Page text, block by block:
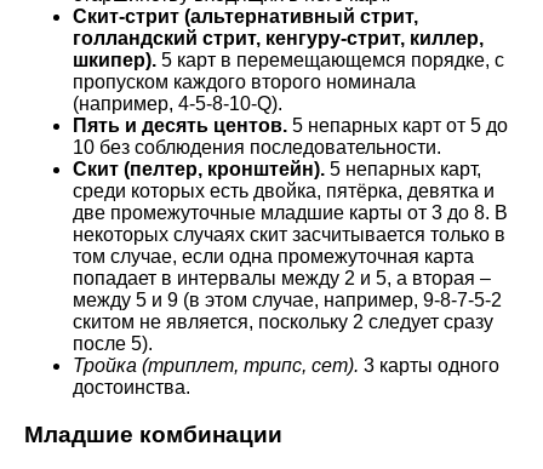
Скит-стрит (альтернативный стрит,
голландский стрит, кенгуру-стрит, киллер,
шкипер). 5 карт в перемещающемся порядке, с
пропуском каждого второго номинала
(например, 4-5-8-10-Q).
Пять и десять центов. 5 непарных карт от 5 до
10 без соблюдения последовательности.
Скит (пелтер, кронштейн). 5 непарных карт,
среди которых есть двойка, пятёрка, девятка и
две промежуточные младшие карты от 3 до 8. В
некоторых случаях скит засчитывается только в
том случае, если одна промежуточная карта
попадает в интервалы между 2 и 5, а вторая –
между 5 и 9 (в этом случае, например, 9-8-7-5-2
скитом не является, поскольку 2 следует сразу
после 5).
Тройка (триплет, трипс, сет). 3 карты одного
достоинства.
Младшие комбинации